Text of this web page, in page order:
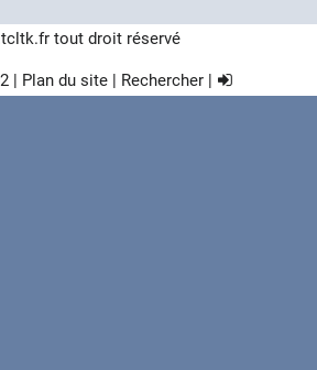
tout droit réservé
| Plan du site| Rechercher|